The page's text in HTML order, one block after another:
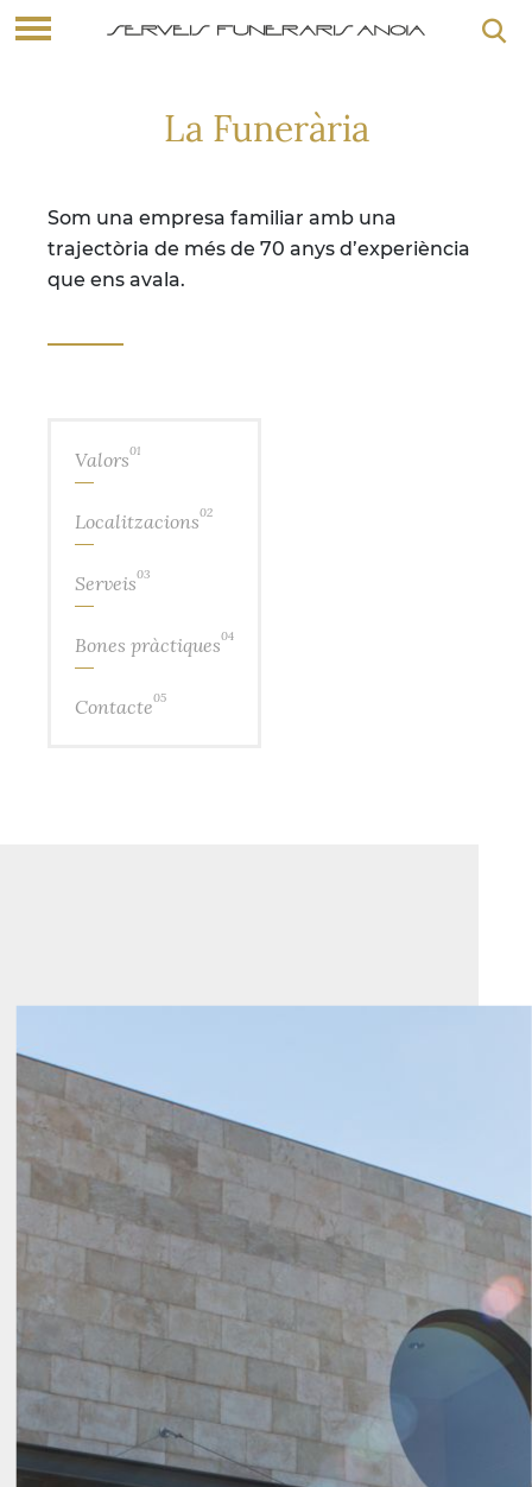
La Funerària
Som una empresa familiar amb una
trajectòria de més de 70 anys d’experiència
que ens avala.
Valors01
Localitzacions02
Serveis03
Bones pràctiques04
Contacte05